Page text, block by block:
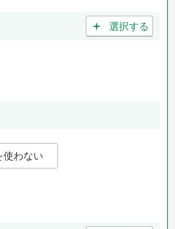
＋ 選択する
使わない